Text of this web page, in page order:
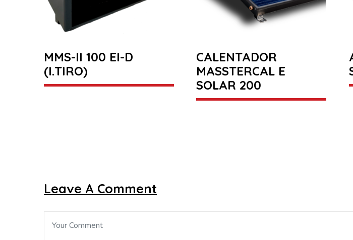
MMS-II 100 EI-D
(I.TIRO)
CALENTADOR
MASSTERCAL E
SOLAR 200
Leave A Comment